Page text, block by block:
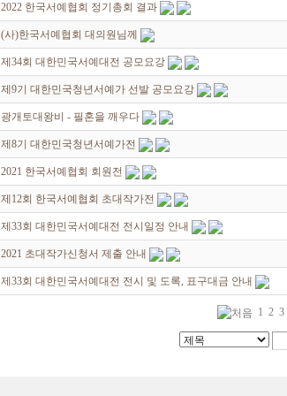
2022 한국서예협회 정기총회 결과
(사)한국서예협회 대의원님께
제34회 대한민국서예대전 공모요강
제9기 대한민국청년서예가 선발 공모요강
광개토대왕비 - 필혼을 깨우다
제8기 대한민국청년서예가전
2021 한국서예협회 회원전
제12회 한국서예협회 초대작가전
제33회 대한민국서예대전 전시일정 안내
2021 초대작가신청서 제출 안내
제33회 대한민국서예대전 전시 및 도록, 표구대금 안내
1 2 3